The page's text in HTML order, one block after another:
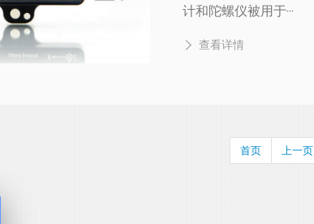
计和陀螺仪被用于···
查看详情
首页 上一页